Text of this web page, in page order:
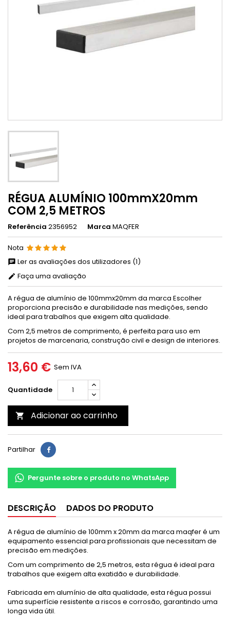
RÉGUA ALUMÍNIO 100mmX20mm
COM 2,5 METROS
Referência 2356952 Marca MAQFER
Nota
Ler as avaliações dos utilizadores (1)
Faça uma avaliação
A régua de alumínio de 100mmx20mm da marca Escolher
proporciona precisão e durabilidade nas medições, sendo
ideal para trabalhos que exigem alta qualidade.
Com 2,5 metros de comprimento, é perfeita para uso em
projetos de marcenaria, construção civil e design de interiores.
13,60 € Sem IVA
Quantidade
 Adicionar ao carrinho
Partilhar
Pergunte sobre o produto no WhatsApp
DESCRIÇÃO DADOS DO PRODUTO
A régua de alumínio de 100mm x 20mm da marca maqfer é um
equipamento essencial para profissionais que necessitam de
precisão em medições.
Com um comprimento de 2,5 metros, esta régua é ideal para
trabalhos que exigem alta exatidão e durabilidade.
Fabricada em alumínio de alta qualidade, esta régua possui
uma superfície resistente a riscos e corrosão, garantindo uma
longa vida útil.